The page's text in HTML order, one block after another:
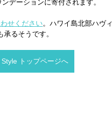
デーションに寄付されます。
せください。ハワイ島北部ハヴ
るそうです。
トップページへ